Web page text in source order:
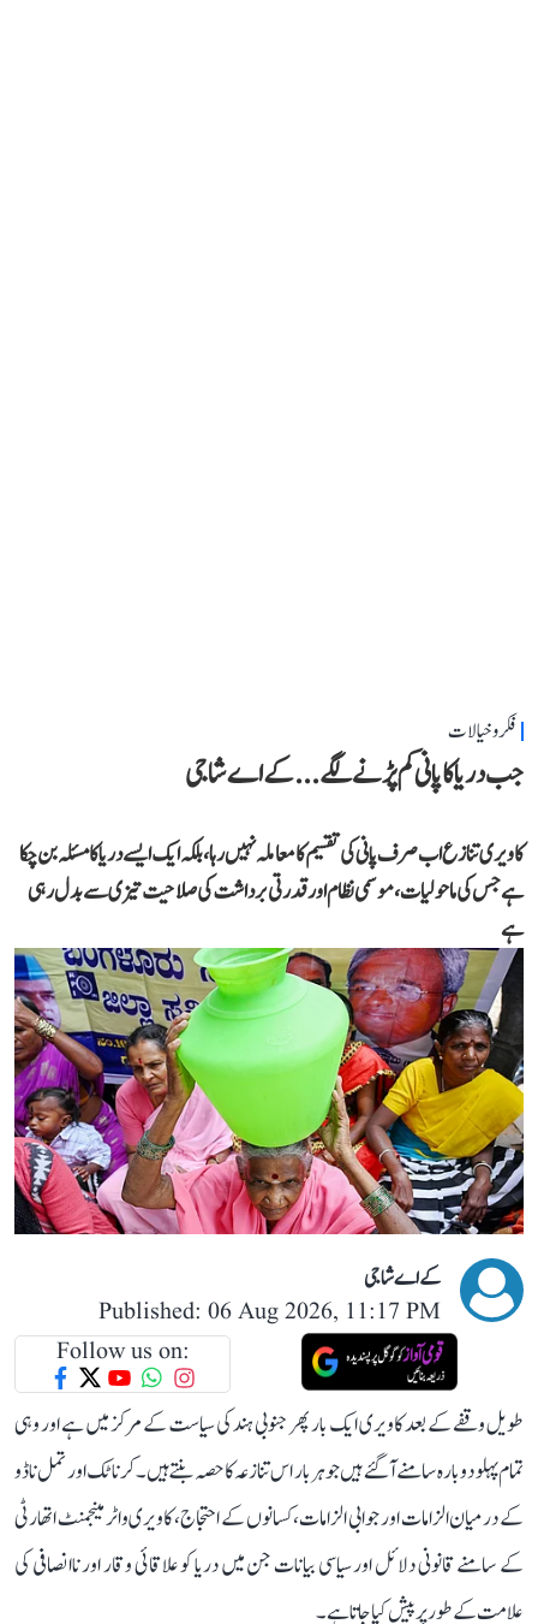
فکر و خیالات
جب دریا کا پانی کم پڑنے لگے...کے اے شاجی
کاویری تنازع اب صرف پانی کی تقسیم کا معاملہ نہیں رہا، بلکہ ایک ایسے دریا کا مسئلہ بن چکا
ہے جس کی ماحولیات، موسمی نظام اور قدرتی برداشت کی صلاحیت تیزی سے بدل رہی
ہے
کے اے شاجی
Published: 06 Aug 2026, 11:17 PM
Follow us on:
طویل وقفے کے بعد کاویری ایک بار پھر جنوبی ہند کی سیاست کے مرکز میں ہے اور وہی
تمام پہلو دوبارہ سامنے آ گئے ہیں جو ہر بار اس تنازعہ کا حصہ بنتے ہیں۔ کرناٹک اور تمل ناڈو
کے درمیان الزامات اور جوابی الزامات، کسانوں کے احتجاج، کاویری واٹر مینجمنٹ اتھارٹی
کے سامنے قانونی دلائل اور سیاسی بیانات جن میں دریا کو علاقائی وقار اور ناانصافی کی
علامت کے طور پر پیش کیا جاتا ہے۔